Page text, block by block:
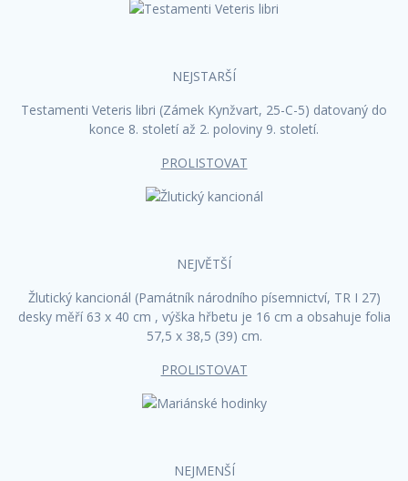
NEJSTARŠÍ
Testamenti Veteris libri (Zámek Kynžvart, 25-C-5) datovaný do
konce 8. století až 2. poloviny 9. století.
PROLISTOVAT
NEJVĚTŠÍ
Žlutický kancionál (Památník národního písemnictví, TR I 27)
desky měří 63 x 40 cm , výška hřbetu je 16 cm a obsahuje folia
57,5 x 38,5 (39) cm.
PROLISTOVAT
NEJMENŠÍ